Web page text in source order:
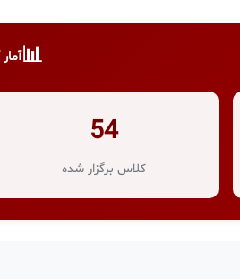
📊
54
کلاس برگزار شده